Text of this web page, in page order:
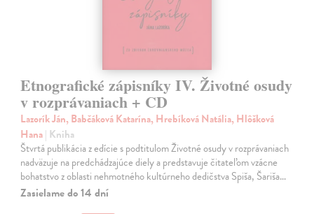
Etnografické zápisníky IV. Životné osudy
v rozprávaniach + CD
Lazorík Ján, Babčáková Katarína, Hrebíková Natália, Hlôšková
Hana| Kniha
Štvrtá publikácia z edície s podtitulom Životné osudy v rozprávaniach
nadväzuje na predchádzajúce diely a predstavuje čitateľom vzácne
bohatstvo z oblasti nehmotného kultúrneho dedičstva Spiša, Šariša…
Zasielame do 14 dní